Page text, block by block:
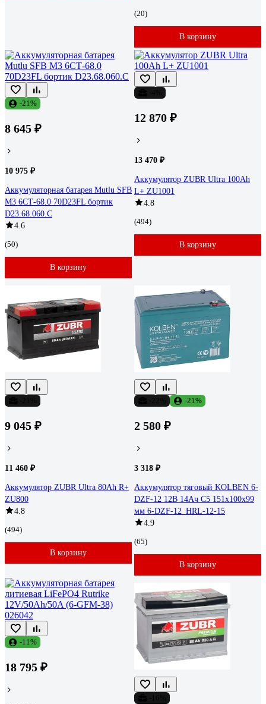
(20)
В корзину
-21%
8 645 ₽
10 975 ₽
Аккумуляторная батарея Mutlu SFB
M3 6СТ-68.0 70D23FL бортик
D23.68.060.С
4.6
(50)
В корзину
12 870 ₽
13 470 ₽
Аккумулятор ZUBR Ultra 100Ah
L+ ZU1001
4.8
(494)
В корзину
9 045 ₽
11 460 ₽
Аккумулятор ZUBR Ultra 80Ah R+
ZU800
4.8
(494)
В корзину
-21%
2 580 ₽
3 318 ₽
Аккумулятор тяговый KOLBEN 6-
DZF-12 12В 14Ач C5 151x100x99
мм 6-DZF-12_HRL-12-15
4.9
(65)
В корзину
-11%
18 795 ₽